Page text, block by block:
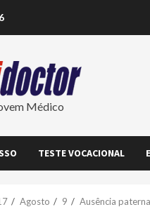
Médico
TESTE VOCACIONAL
Agosto 9 Ausência